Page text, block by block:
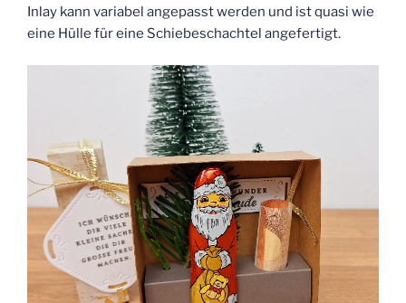
Inlay kann variabel angepasst werden und ist quasi wie
eine Hülle für eine Schiebeschachtel angefertigt.